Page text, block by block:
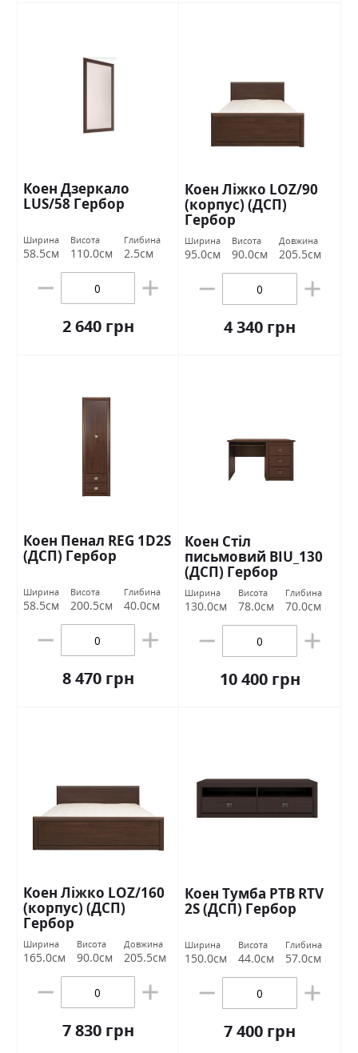
Коен Дзеркало
LUS/58 Гербор
Ширина
58.5см
Висота
110.0см
Глибина
2.5см
2 640 грн
Коен Ліжко LOZ/90
(корпус) (ДСП)
Гербор
Ширина
95.0см
Висота
90.0см
Довжина
205.5см
4 340 грн
Коен Пенал REG 1D2S
(ДСП) Гербор
Ширина
58.5см
Висота
200.5см
Глибина
40.0см
8 470 грн
Коен Стіл
письмовий BIU_130
(ДСП) Гербор
Ширина
130.0см
Висота
78.0см
Глибина
70.0см
10 400 грн
Коен Ліжко LOZ/160
(корпус) (ДСП)
Гербор
Ширина
165.0см
Висота
90.0см
Довжина
205.5см
7 830 грн
Коен Тумба РТВ RTV
2S (ДСП) Гербор
Ширина
150.0см
Висота
44.0см
Глибина
57.0см
7 400 грн